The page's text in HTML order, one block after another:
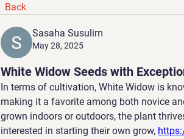
Back
Sasaha Susulim
May 28, 2025
White Widow Seeds with
In terms of cultivation, White Widow is
making it a favorite among both novice
grown indoors or outdoors, the plant
interested in starting their own grow,